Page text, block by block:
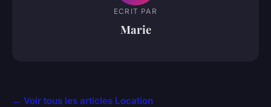
ECRIT PAR
Marie
← Voir tous les articles Location